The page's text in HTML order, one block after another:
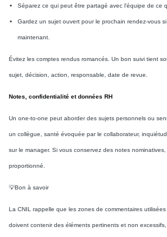
Séparez ce qui peut être partagé avec l'équipe de ce
Gardez un sujet ouvert pour le prochain rendez-vous
maintenant.
Évitez les comptes rendus romancés. Un bon suivi tient
sujet, décision, action, responsable, date de revue.
Notes, confidentialité et données RH
Un one-to-one peut aborder des sujets personnels ou
un collègue, santé évoquée par le collaborateur,
sur le manager. Si vous conservez des notes
proportionné.
💡Bon à savoir
La CNIL rappelle que les zones de commentaires
doivent contenir des éléments pertinents et non